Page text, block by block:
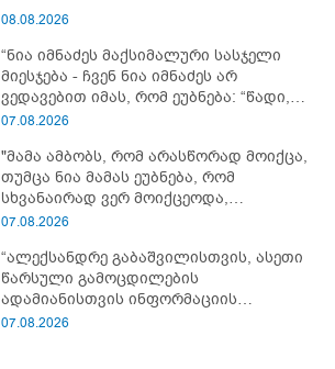
08.08.2026
“ნია იმნაძეს მაქსიმალური სასჯელი
მიესჯება - ჩვენ ნია იმნაძეს არ
ვედავებით იმას, რომ ეუბნება: “წადი,
მოკალი“, ეს დაკვეთაა, ჩვენ ვამბობთ,
ავალიანის დედა
07.08.2026
"მამა ამბობს, რომ არასწორად მოიქცა,
თუმცა ნია მამას ეუბნება, რომ
სხვანაირად ვერ მოიქცეოდა,
თანამედროვე ეპოქაში სხვანაირად
დეტალებზე საუბრობს გიგა ავალიანის
საქმის პროკურორი?
07.08.2026
“ალექსანდრე გაბაშვილისთვის, ასეთი
წარსული გამოცდილების
ადამიანისთვის ინფორმაციის
მიწოდება, რომ მასწავლებელი
07.08.2026